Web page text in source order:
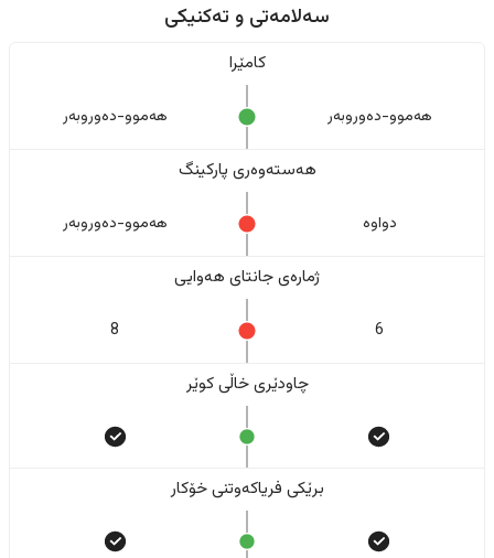
سەلامەتی و تەکنیکی
کامێرا
هەموو-دەوروبەر هەموو-دەوروبەر
هەستەوەری پارکینگ
دواوە هەموو-دەوروبەر
ژمارەی جانتای هەوایی
6
8
چاودێری خاڵی کوێر
برێکی فریاکەوتنی خۆکار